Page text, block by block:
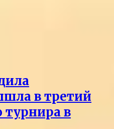
в третий
турнира в